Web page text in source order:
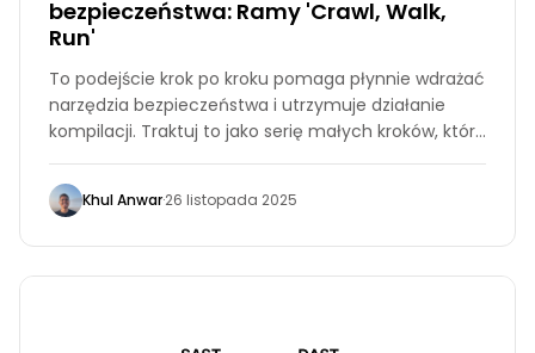
bezpieczeństwa: Ramy 'Crawl, Walk,
Run'
To podejście krok po kroku pomaga płynnie wdrażać
narzędzia bezpieczeństwa i utrzymuje działanie
kompilacji. Traktuj to jako serię małych kroków, które
niezawodny i bezpieczny proces rozwoju.
Khul Anwar·26 listopada 2025